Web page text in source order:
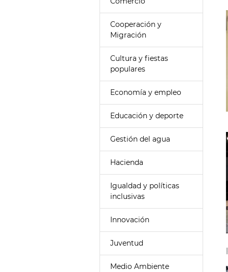
Cooperación y
Migración
Cultura y fiestas
populares
Economía y empleo
Educación y deporte
Gestión del agua
Hacienda
Igualdad y políticas
inclusivas
Innovación
Juventud
Medio Ambiente